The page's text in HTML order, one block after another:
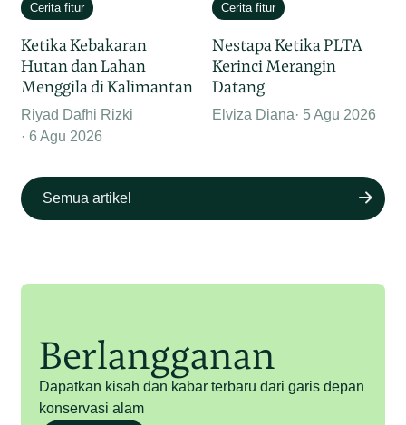
Cerita fitur
Ketika Kebakaran
Hutan dan Lahan
Menggila di Kalimantan
Riyad Dafhi Rizki
6 Agu 2026
Cerita fitur
Nestapa Ketika PLTA
Kerinci Merangin
Datang
Elviza Diana 5 Agu 2026
Semua artikel
Berlangganan
Dapatkan kisah dan kabar terbaru dari garis depan
konservasi alam